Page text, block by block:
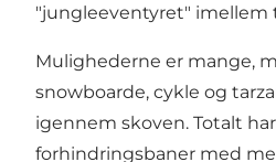
"jungleeventyret"
Mulighederne er mange,
snowboarde, cykle og
igennem skoven. Totalt
forhindringsbaner med